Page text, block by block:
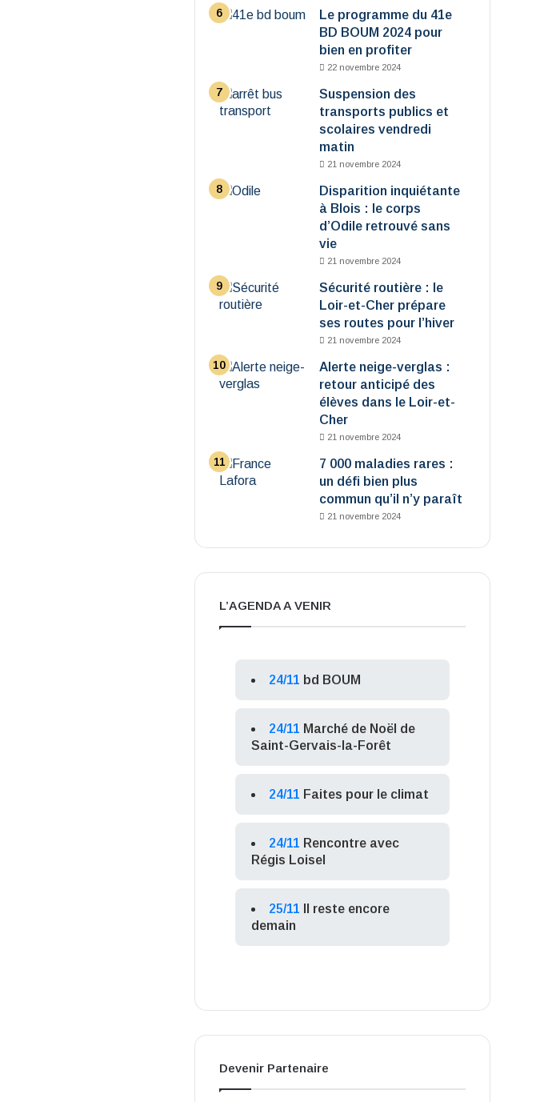
Le programme du 41e
BD BOUM 2024 pour
bien en profiter
22 novembre 2024
Suspension des
transports publics et
scolaires vendredi
matin
21 novembre 2024
Disparition inquiétante
à Blois : le corps
d’Odile retrouvé sans
vie
21 novembre 2024
Sécurité routière : le
Loir-et-Cher prépare
ses routes pour l’hiver
21 novembre 2024
Alerte neige-verglas :
retour anticipé des
élèves dans le Loir-et-
Cher
21 novembre 2024
7 000 maladies rares :
un défi bien plus
commun qu’il n’y paraît
21 novembre 2024
L’AGENDA A VENIR
24/11 bd BOUM
24/11 Marché de Noël de
Saint-Gervais-la-Forêt
24/11 Faites pour le climat
24/11 Rencontre avec
Régis Loisel
25/11
Il reste encore
demain
Devenir Partenaire